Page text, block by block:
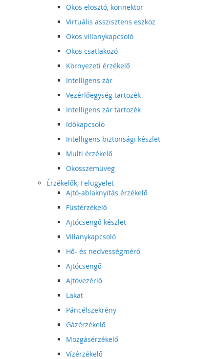
Okos elosztó, konnektor
Virtuális asszisztens eszköz
Okos villanykapcsoló
Okos csatlakozó
Környezeti érzékelő
Intelligens zár
Vezérlőegység tartozék
Intelligens zár tartozék
Időkapcsoló
Intelligens biztonsági készlet
Multi érzékelő
Okosszemüveg
Érzékelők, Felügyelet
Ajtó-ablaknyitás érzékelő
Füstérzékelő
Ajtócsengő készlet
Villanykapcsoló
Hő- és nedvességmérő
Ajtócsengő
Ajtóvezérlő
Lakat
Páncélszekrény
Gázérzékelő
Mozgásérzékelő
Vízérzékelő